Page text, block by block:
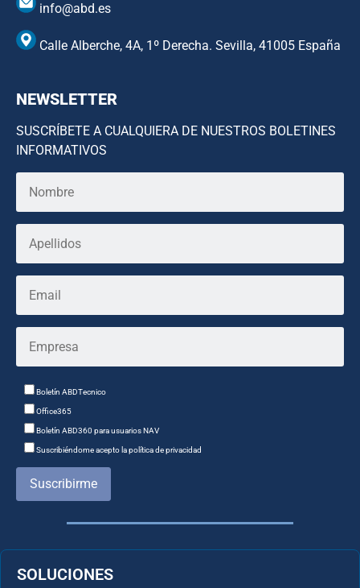
info@abd.es
Calle Alberche, 4A, 1º Derecha. Sevilla, 41005 España
NEWSLETTER
SUSCRÍBETE A CUALQUIERA DE NUESTROS BOLETINES
INFORMATIVOS
Boletín ABDTecnico
Office365
Boletín ABD360 para usuarios NAV
Suscribiéndome acepto la política de privacidad
Suscribirme
SOLUCIONES